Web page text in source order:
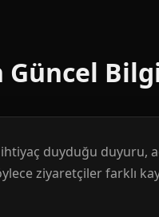
ihtiyaç duyduğu
ziyaretçiler farklı